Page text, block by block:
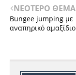
ΝΕΟΤΕΡΟ ΘΕΜΑ
Bungee jumping με
αναπηρικό αμαξίδιο